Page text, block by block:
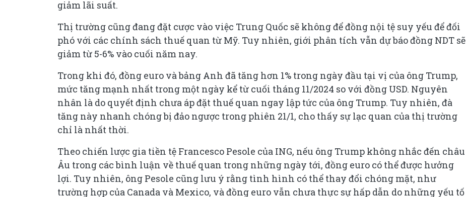
giảm lãi suất.
Thị trường cũng đang đặt cược vào việc Trung Quốc sẽ không để đồng nội tệ suy yếu để đối
phó với các chính sách thuế quan từ Mỹ. Tuy nhiên, giới phân tích vẫn dự báo đồng NDT sẽ
giảm từ 5-6% vào cuối năm nay.
Trong khi đó, đồng euro và bảng Anh đã tăng hơn 1% trong ngày đầu tại vị của ông Trump,
mức tăng mạnh nhất trong một ngày kể từ cuối tháng 11/2024 so với đồng USD. Nguyên
nhân là do quyết định chưa áp đặt thuế quan ngay lập tức của ông Trump. Tuy nhiên, đà
tăng này nhanh chóng bị đảo ngược trong phiên 21/1, cho thấy sự lạc quan của thị trường
chỉ là nhất thời.
Theo chiến lược gia tiền tệ Francesco Pesole của ING, nếu ông Trump không nhắc đến châu
Âu trong các bình luận về thuế quan trong những ngày tới, đồng euro có thể được hưởng
lợi. Tuy nhiên, ông Pesole cũng lưu ý rằng tình hình có thể thay đổi chóng mặt, như
trường hợp của Canada và Mexico, và đồng euro vẫn chưa thực sự hấp dẫn do những yếu tố